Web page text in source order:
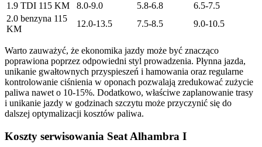
1.9 TDI 115 KM
8.0-9.0 5.8-6.8
6.5-7.5
2.0 benzyna 115
KM
12.0-13.5 7.5-8.5 9.0-10.5
Warto zauważyć, że ekonomika jazdy może być znacząco
poprawiona poprzez odpowiedni styl prowadzenia. Płynna jazda,
unikanie gwałtownych przyspieszeń i hamowania oraz regularne
kontrolowanie ciśnienia w oponach pozwalają zredukować zużycie
paliwa nawet o 10-15%. Dodatkowo, właściwe zaplanowanie trasy
i unikanie jazdy w godzinach szczytu może przyczynić się do
dalszej optymalizacji kosztów paliwa.
Koszty serwisowania Seat Alhambra I